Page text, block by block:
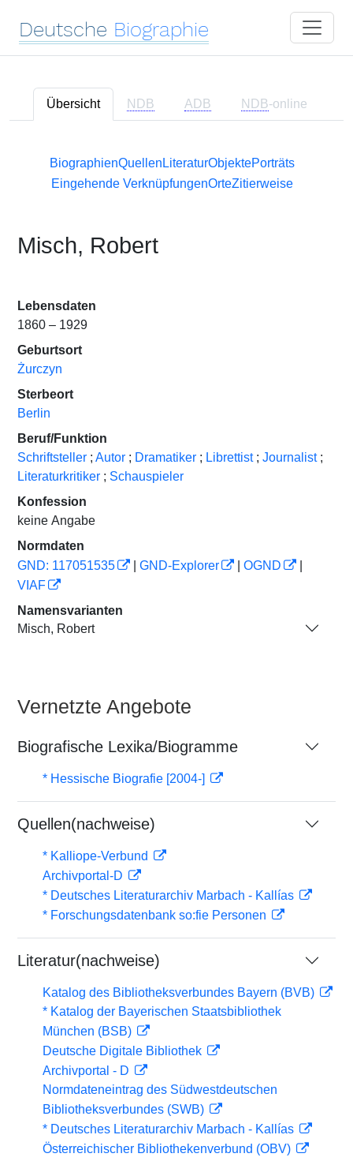
Deutsche Biographie
Übersicht NDB ADB NDB-online
BiographienQuellen LiteraturObjektePorträts
Eingehende VerknüpfungenOrteZitierweise
Misch, Robert
Lebensdaten
1860 – 1929
Geburtsort
Żurczyn
Sterbeort
Berlin
Beruf/Funktion
Schriftsteller ; Autor ; Dramatiker ; Librettist ; Journalist ;
Literaturkritiker ; Schauspieler
Konfession
keine Angabe
Normdaten
GND: 117051535
GND-Explorer OGND
VIAF
Namensvarianten
Misch, Robert
Vernetzte Angebote
Biografische Lexika/Biogramme
* Hessische Biografie [2004-]
Quellen(nachweise)
* Kalliope-Verbund
Archivportal-D
* Deutsches Literaturarchiv Marbach - Kallías
* Forschungsdatenbank so:fie Personen
Literatur(nachweise)
Katalog des Bibliotheksverbundes Bayern (BVB)
* Katalog der Bayerischen Staatsbibliothek
München (BSB)
Deutsche Digitale Bibliothek
Archivportal - D
Normdateneintrag des Südwestdeutschen
Bibliotheksverbundes (SWB)
* Deutsches Literaturarchiv Marbach - Kallías
Österreichischer Bibliothekenverbund (OBV)